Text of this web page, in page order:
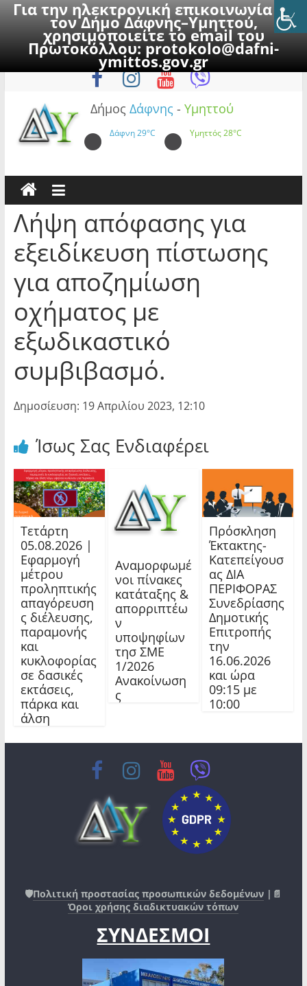
Για την ηλεκτρονική επικοινωνία με
τον Δήμο Δάφνης–Υμηττού,
χρησιμοποιείτε το email του
Πρωτοκόλλου:protokolo@dafni-
ymittos.gov.gr
to
Παρασκευή, 7 Αυγούστου 2026
Δήμος Δάφνης - Υμηττού
Δάφνη29°C Υμηττός28°C
Λήψη απόφασης για
εξειδίκευση πίστωσης
για αποζημίωση
οχήματος με
εξωδικαστικό
συμβιβασμό.
Δημοσίευση: 19 Απριλίου 2023, 12:10
Ίσως Σας Ενδιαφέρει
Τετάρτη
05.08.2026 |
Εφαρμογή
μέτρου
προληπτικής
απαγόρευση
ς διέλευσης,
παραμονής
και
κυκλοφορίας
σε δασικές
εκτάσεις,
πάρκα και
άλση
Αναμορφωμέ
νοι πίνακες
κατάταξης &
απορριπτέω
ν
υποψηφίων
τησ ΣΜΕ
1/2026
Ανακοίνωση
ς
Πρόσκληση
Έκτακτης-
Κατεπείγουσ
ας ΔΙΑ
ΠΕΡΙΦΟΡΑΣ
Συνεδρίασης
Δημοτικής
Επιτροπής
την
16.06.2026
και ώρα
09:15 με
10:00
🛡️Πολιτική προστασίας προσωπικών δεδομένων |📄
Όροι χρήσης διαδικτυακών τόπων
ΣΥΝΔΕΣΜΟΙ